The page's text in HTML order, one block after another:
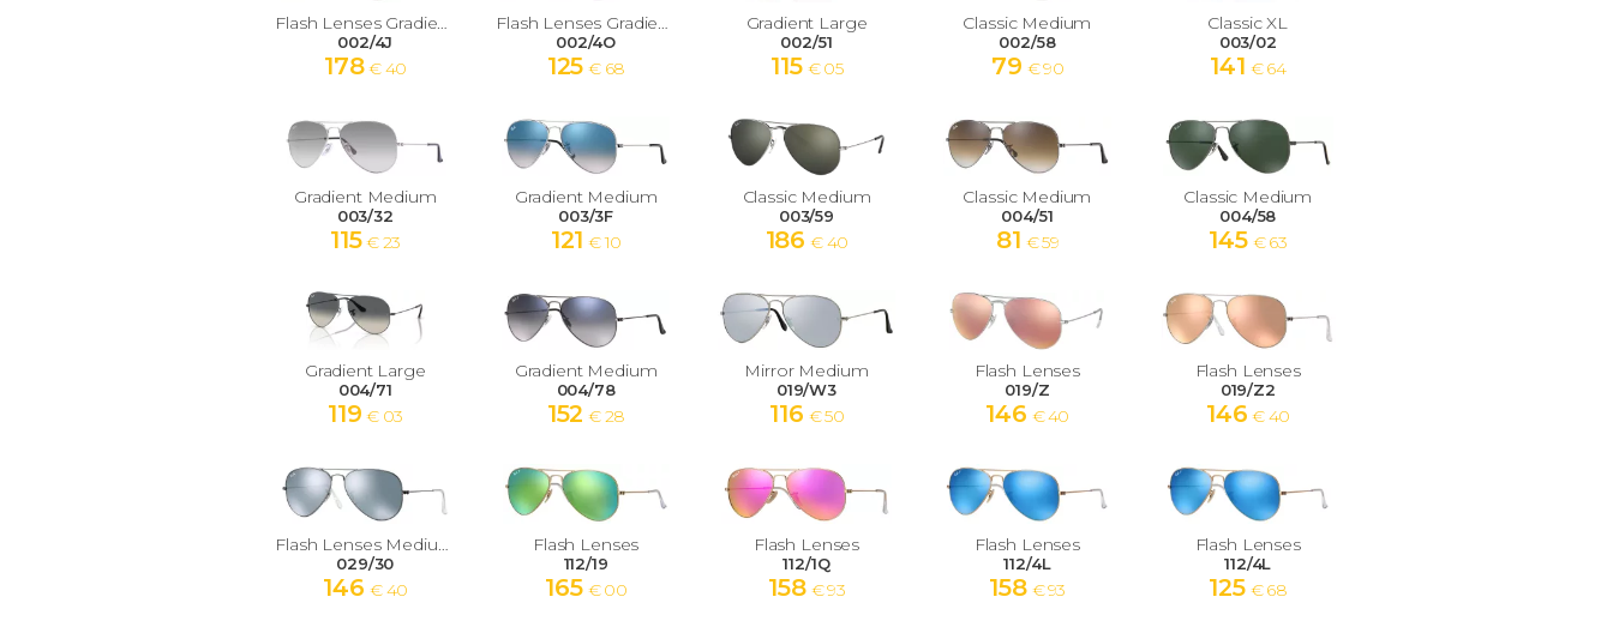
Flash Lenses Gradient Medium
002/4J
178 € 40
Flash Lenses Gradient Medium
002/4O
125 € 68
Gradient Large
002/51
115 € 05
Classic Medium
002/58
79 € 90
Classic XL
003/02
141 € 64
Gradient Medium
003/32
115 € 23
Gradient Medium
003/3F
121 € 10
Classic Medium
003/59
186 € 40
Classic Medium
004/51
81 € 59
Classic Medium
004/58
145 € 63
Gradient Large
004/71
119 € 03
Gradient Medium
004/78
152 € 28
Mirror Medium
019/W3
116 € 50
Flash Lenses
019/Z
146 € 40
Flash Lenses
019/Z2
146 € 40
Flash Lenses Medium
029/30
146 € 40
Flash Lenses
112/19
165 € 00
Flash Lenses
112/1Q
158 € 93
Flash Lenses
112/4L
158 € 93
Flash Lenses
112/4L
125 € 68